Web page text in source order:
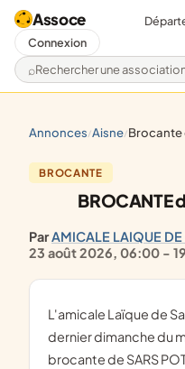
Assoce
Rechercher une
Connexion
annonces/ aisne/
BROCANTE
BROCANTE
ParAMICALE LAIQUE DE
23 août 2026, 06:00 -
l'amicale Laïque de Sars Poteries,organise l'avant
dernier dimanche du
brocante de SARS